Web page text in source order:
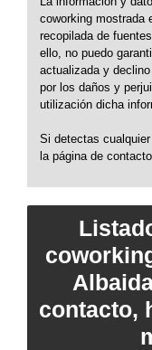
coworking mostrada
recopilada de
ello, no puedo
actualizada y
por los daños y
utilización dicha
Si detectas
la página de
contacto,